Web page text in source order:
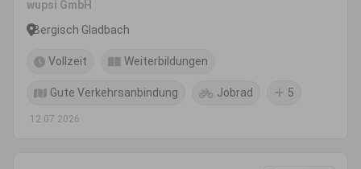
wupsi GmbH
Bergisch Gladbach
Vollzeit Weiterbildungen
Gute Verkehrsanbindung Jobrad 5
12.07.2026